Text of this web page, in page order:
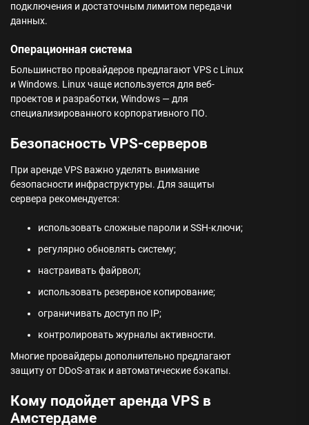
подключения и достаточным лимитом передачи
данных.
Операционная система
Большинство провайдеров предлагают VPS с Linux
и Windows. Linux чаще используется для веб-
проектов и разработки, Windows — для
специализированного корпоративного ПО.
Безопасность VPS-серверов
При аренде VPS важно уделять внимание
безопасности инфраструктуры. Для защиты
сервера рекомендуется:
использовать сложные пароли и SSH-ключи;
регулярно обновлять систему;
настраивать файрвол;
использовать резервное копирование;
ограничивать доступ по IP;
контролировать журналы активности.
Многие провайдеры дополнительно предлагают
защиту от DDoS-атак и автоматические бэкапы.
Кому подойдет аренда VPS в
Амстердаме